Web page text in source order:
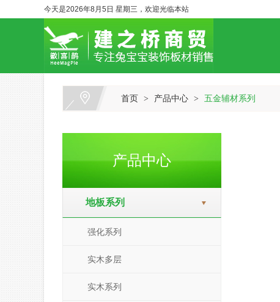
今天是2026年8月5日 星期三，欢迎光临本站
首页 > 产品中心 > 五金辅材系列
产品中心
地板系列
强化系列
实木多层
实木系列